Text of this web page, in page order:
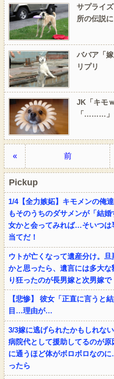
サプライ
所の伝説
ババア「
リプリ
JK「キモ
「………」
« 前
Pickup
1/4【全力嫉妬】キモメンの俺
もそのうちのダサメンが「結
女かと会ってみれば…そいつは
当てだ！
ウトが亡くなって遺産分け。
かと思ったら、遺言には多大
り狂ったのが長男嫁と次男嫁
【悲惨】 彼女「正直に言うと
目…理由が…
3/3嫁に逃げられたかもしれな
病院代として援助してるのが
に通うほど体がボロボロなの
ったら